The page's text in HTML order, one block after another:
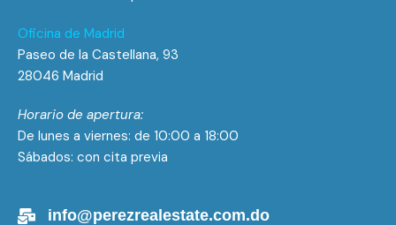
Oficina de Madrid
Paseo de la Castellana, 93
28046 Madrid
Horario de apertura:
De lunes a viernes: de 10:00 a 18:00
Sábados: con cita previa
info@perezrealestate.com.do